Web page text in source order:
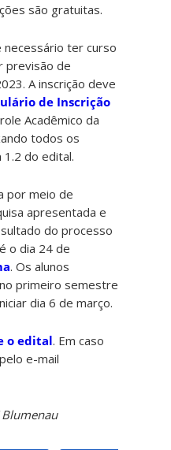
são gratuitas.
necessário ter curso
previsão de
A inscrição deve
de Inscrição
Acadêmico da
todos os
do edital.
por meio de
apresentada e
do processo
o dia 24 de
. Os alunos
primeiro semestre
dia 6 de março.
o edital. Em caso
e-mail
Blumenau